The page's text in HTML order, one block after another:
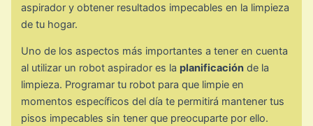
aspirador y obtener resultados impecables en la limpieza
de tu hogar.
Uno de los aspectos más importantes a tener en cuenta
al utilizar un robot aspirador es la planificación de la
limpieza. Programar tu robot para que limpie en
momentos específicos del día te permitirá mantener tus
pisos impecables sin tener que preocuparte por ello.